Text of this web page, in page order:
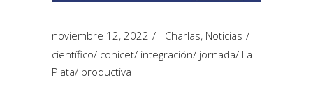
noviembre 12, 2022 Charlas, Noticias
científico/ conicet/ integración/ jornada/ La
Plata/ productiva